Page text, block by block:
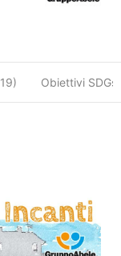
19) Obiettivi SDGs